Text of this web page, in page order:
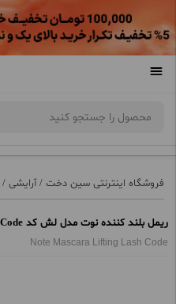
فروشگاه اینترنتی سین دخت / آرایشی /
ریمل بلند کننده نوت مدل لش کد Lash Code
Note Mascara Lifting Lash Code